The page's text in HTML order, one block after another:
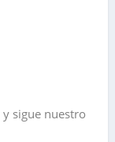
y sigue nuestro